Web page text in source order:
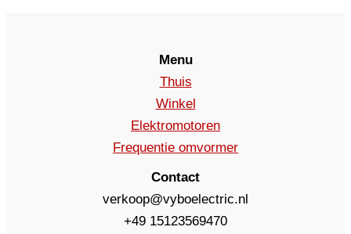
Menu
Thuis
Winkel
Elektromotoren
Frequentie omvormer
Contact
verkoop@vyboelectric.nl
+49 15123569470